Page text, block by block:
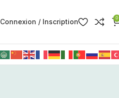
Connexion / Inscription 0